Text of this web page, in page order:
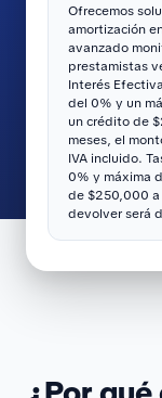
Ofrecemos
amortización
avanzado
prestamistas
Interés
del 0% y un
un crédito de
meses, el
IVA incluido.
0% y máxima
de $250,000 a
devolver será